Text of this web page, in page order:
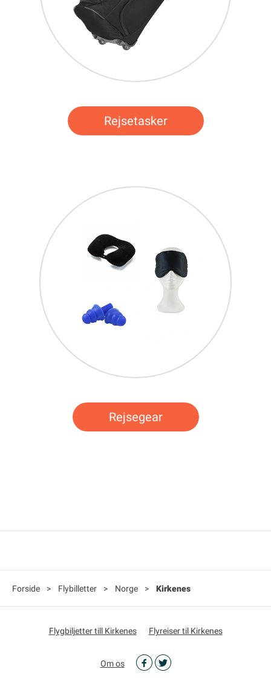
Rejsetasker
Rejsegear
Forside > Flybilletter > Norge > Kirkenes
Flygbiljetter till Kirkenes Flyreiser til Kirkenes
Om os